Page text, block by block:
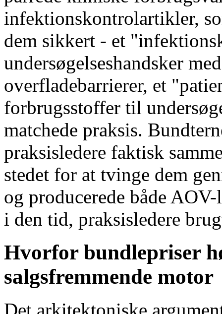
infektionskontrolartikler,
dem sikkert - et
undersøgelseshandsker
overfladebarrierer, et
forbrugsstoffer til
matchede praksis.
praksisledere faktisk
stedet for at tvinge dem
og producerede både
i den tid, praksisledere
Hvorfor bundlepriser
salgsfremmende motor